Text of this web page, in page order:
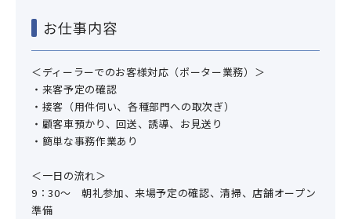
お仕事内容
＜ディーラーでのお客様対応（ポーター業務）＞
・来客予定の確認
・接客（用件伺い、各種部門への取次ぎ）
・顧客車預かり、回送、誘導、お見送り
・簡単な事務作業あり
＜一日の流れ＞
9：30～ 朝礼参加、来場予定の確認、清掃、店舗オープン
準備